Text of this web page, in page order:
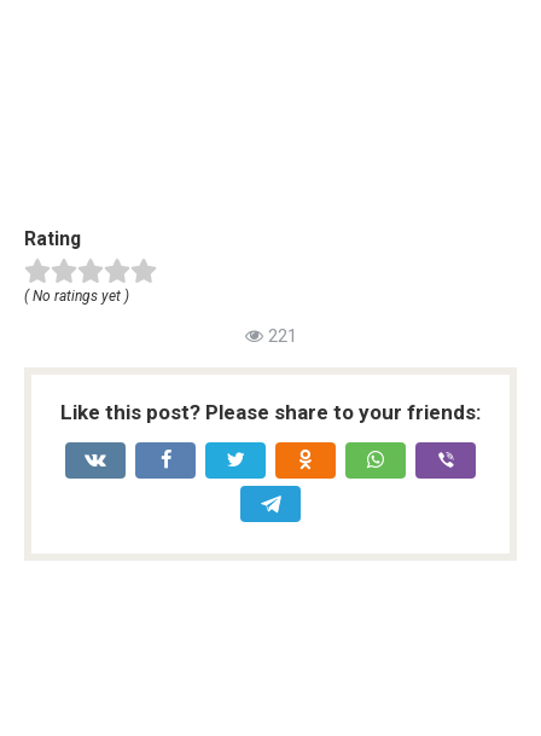
Rating
( No ratings yet )
221
Like this post? Please share to your friends: